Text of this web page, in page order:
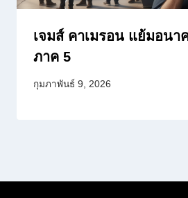
เจมส์ คาเมรอน แย้มอนา
ภาค 5
กุมภาพันธ์ 9, 2026